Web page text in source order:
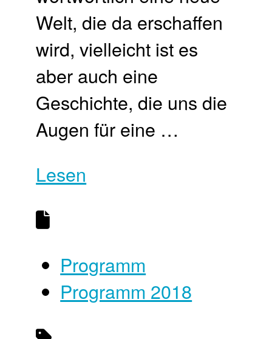
Welt, die da erschaffen
wird, vielleicht ist es
aber auch eine
Geschichte, die uns die
Augen für eine …
Lesen
Programm
Programm 2018